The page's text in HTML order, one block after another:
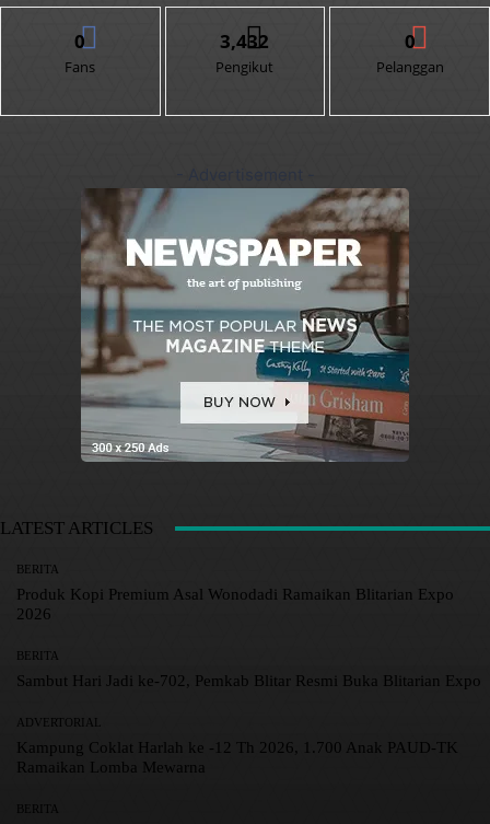
0
Fans
3,432
Pengikut
0
Pelanggan
LATEST ARTICLES
BERITA
Produk Kopi Premium Asal Wonodadi Ramaikan Blitarian Expo
2026
BERITA
Sambut Hari Jadi ke-702, Pemkab Blitar Resmi Buka Blitarian Expo
ADVERTORIAL
Kampung Coklat Harlah ke -12 Th 2026, 1.700 Anak PAUD-TK
Ramaikan Lomba Mewarna
BERITA